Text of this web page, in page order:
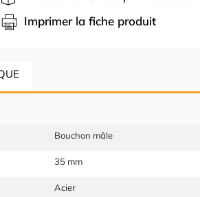
Imprimer la fiche produit
Bouchon mâle
35 mm
Acier